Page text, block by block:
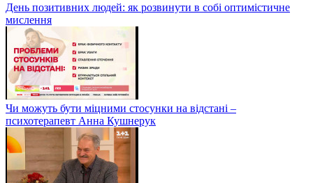
День позитивних людей: як розвинути в собі оптимістичне
мислення
Чи можуть бути міцними стосунки на відстані –
психотерапевт Анна Кушнерук